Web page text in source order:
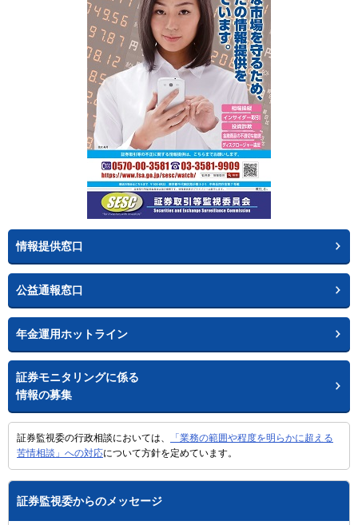
情報提供窓口
公益通報窓口
年金運用ホットライン
証券モニタリングに係る
情報の募集
証券監視委の行政相談においては、
「業務の範囲や程度を明らかに超える
苦情相談」への対応について方針を定めています。
証券監視委からのメッセージ